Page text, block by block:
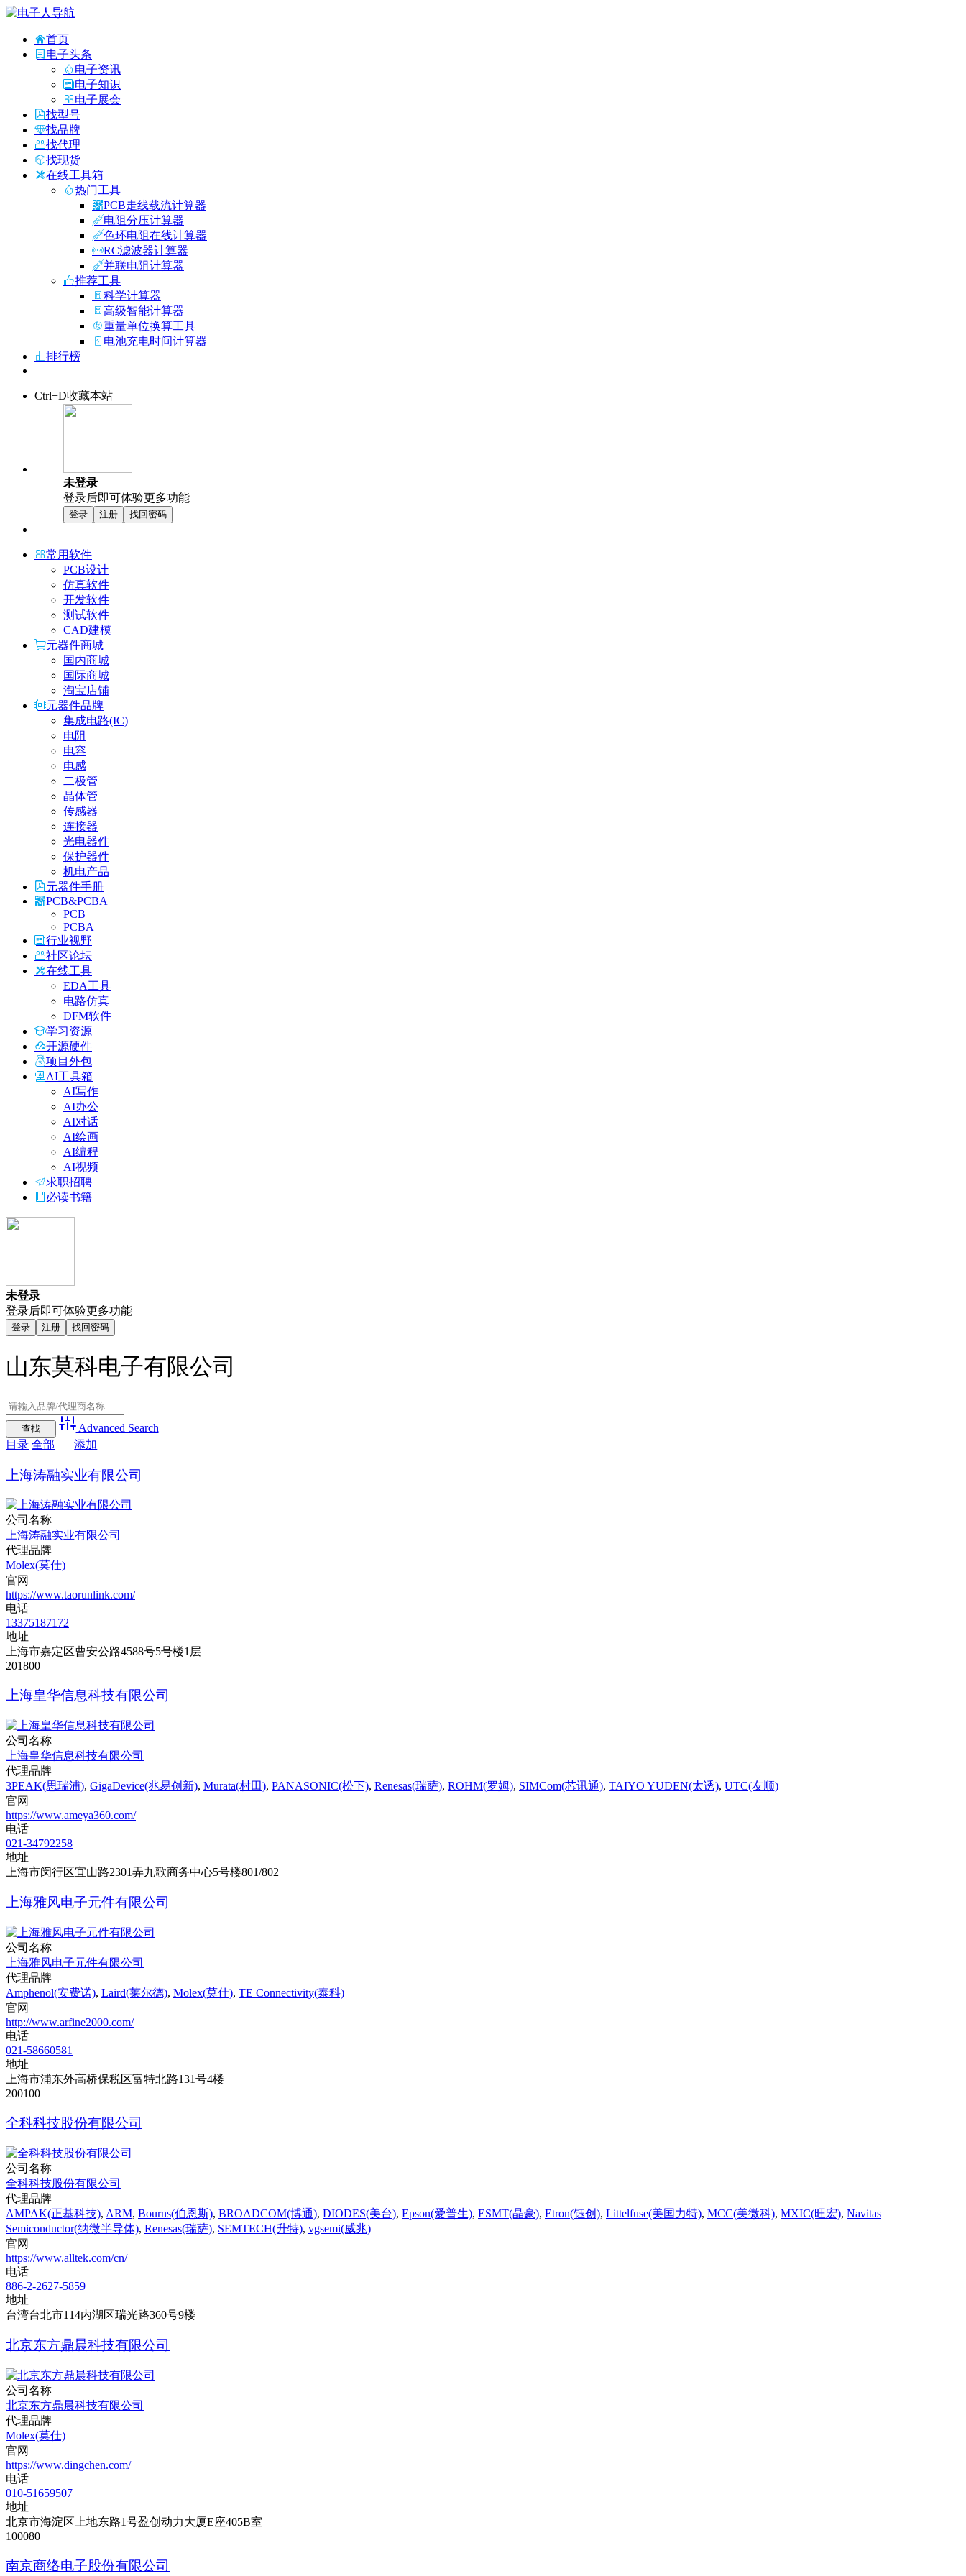
首页
电子头条
电子资讯
电子知识
电子展会
找型号
找品牌
找代理
找现货
在线工具箱
热门工具
PCB走线载流计算器
电阻分压计算器
色环电阻在线计算器
RC滤波器计算器
并联电阻计算器
推荐工具
科学计算器
高级智能计算器
重量单位换算工具
电池充电时间计算器
排行榜
Ctrl+D收藏本站
未登录
登录后即可体验更多功能
登录 注册 找回密码
常用软件
PCB设计
仿真软件
开发软件
测试软件
CAD建模
元器件商城
国内商城
国际商城
淘宝店铺
元器件品牌
集成电路(IC)
电阻
电容
电感
二极管
晶体管
传感器
连接器
光电器件
保护器件
机电产品
元器件手册
PCB&PCBA
PCB
PCBA
行业视野
社区论坛
在线工具
EDA工具
电路仿真
DFM软件
学习资源
开源硬件
项目外包
AI工具箱
AI写作
AI办公
AI对话
AI绘画
AI编程
AI视频
求职招聘
必读书籍
未登录
登录后即可体验更多功能
登录 注册 找回密码
山东莫科电子有限公司
Advanced Search
目录 全部 添加
上海涛融实业有限公司
公司名称
上海涛融实业有限公司
代理品牌
Molex(莫仕)
官网
https://www.taorunlink.com/
电话
13375187172
地址
上海市嘉定区曹安公路4588号5号楼1层
201800
上海皇华信息科技有限公司
公司名称
上海皇华信息科技有限公司
代理品牌
3PEAK(思瑞浦), GigaDevice(兆易创新), Murata(村田), PANASONIC(松下), Renesas(瑞萨), ROHM(罗姆), SIMCom(芯讯通), TAIYO YUDEN(太诱), UTC(友顺)
官网
https://www.ameya360.com/
电话
021-34792258
地址
上海市闵行区宜山路2301弄九歌商务中心5号楼801/802
上海雅风电子元件有限公司
公司名称
上海雅风电子元件有限公司
代理品牌
Amphenol(安费诺), Laird(莱尔德), Molex(莫仕), TE Connectivity(泰科)
官网
http://www.arfine2000.com/
电话
021-58660581
地址
上海市浦东外高桥保税区富特北路131号4楼
200100
全科科技股份有限公司
公司名称
全科科技股份有限公司
代理品牌
AMPAK(正基科技), ARM, Bourns(伯恩斯), BROADCOM(博通), DIODES(美台), Epson(爱普生), ESMT(晶豪), Etron(钰创), Littelfuse(美国力特), MCC(美微科), MXIC(旺宏), Navitas
Semiconductor(纳微半导体), Renesas(瑞萨), SEMTECH(升特), vgsemi(威兆)
官网
https://www.alltek.com/cn/
电话
886-2-2627-5859
地址
台湾台北市114内湖区瑞光路360号9楼
北京东方鼎晨科技有限公司
公司名称
北京东方鼎晨科技有限公司
代理品牌
Molex(莫仕)
官网
https://www.dingchen.com/
电话
010-51659507
地址
北京市海淀区上地东路1号盈创动力大厦E座405B室
100080
南京商络电子股份有限公司